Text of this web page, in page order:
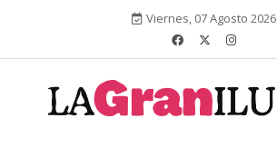
Viernes, 07 Agosto 2026